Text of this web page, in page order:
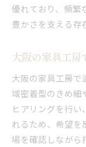
優れており、頻繁
豊かさを支える存
大阪の家具工房
大阪の家具工房で
域密着型のきめ細
ヒアリングを行い
れるため、希望を
場を確認しながら